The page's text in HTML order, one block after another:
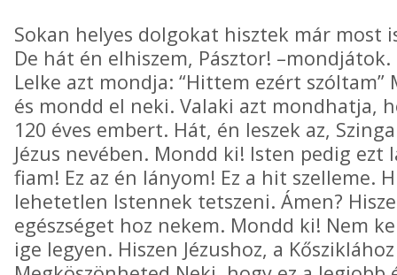
Sokan helyes dolgokat hisztek már most
De hát én elhiszem, Pásztor!
Lelke azt mondja: “Hittem ezért
és mondd el neki. Valaki azt mondhatja,
120 éves embert. Hát, én leszek az,
Jézus nevében. Mondd ki! Isten pedig ezt
fiam! Ez az én lányom! Ez a hit szelleme.
lehetetlen Istennek tetszeni. Ámen?
egészséget hoz nekem. Mondd ki! Nem
ige legyen. Hiszen Jézushoz, a